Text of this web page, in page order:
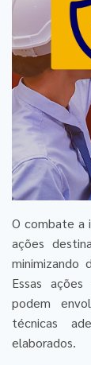
O combate a
ações
minimizando
Essas
podem
técnicas
elaborados.